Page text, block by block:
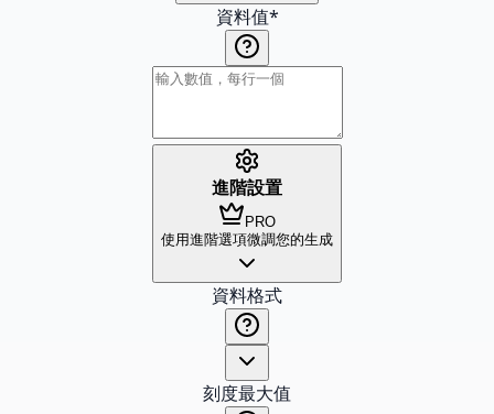
資料值*
進階設置
PRO
使用進階選項微調您的生成
資料格式
刻度最大值